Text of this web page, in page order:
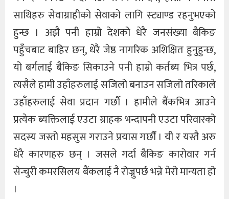
साथिहरु सेवाग्राहीको सेवाको लागि स्ट्याण्ड रहनुभएको
हुन्छ । अझै पनी हाम्रो देशको धेरै जनसंख्या बैकिङ
पहुँचबाट बाहिर छन्, धेरै जेष्ठ नागरिक अशिक्षित हुनुहुन्छ,
यो बर्गलाई बैकिङ सिकाउने पनी हाम्रो कर्तब्य भित्र पर्छ,
त्यसैले हामी उहाँहरुलाई सजिलो बनाउन सजिलो तरिकाले
उहाँहरुलाई सेवा प्रदान गर्छौ । हामीले बैंकभित्र आउने
प्रत्येक ब्यक्तिलाई एउटा ग्राहक भन्दापनी एउटा परिवारको
सदस्य जस्तो महसुस गराउने प्रयास गर्छौं । यी र यस्तै अरु
धेरै कारणहरु छन् । जसले गर्दा बैकिङ कारोवार गर्न
सेन्चुरी कमरसिलय बैंकलाई नै रोज्नुपर्छ भन्ने मेरो मान्यता हो
।